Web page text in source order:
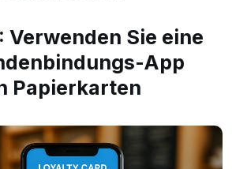
Verwenden Sie eine
App
Papierkarten